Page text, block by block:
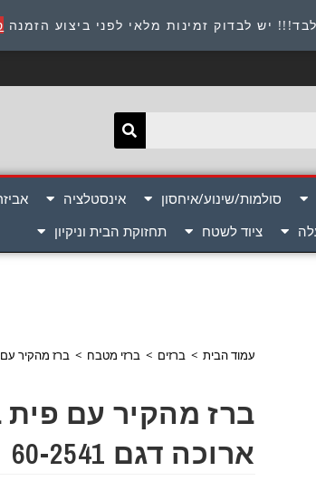
יש לבדוק זמינות מלאי לפני ביצוע הזמנה
סולמות/שינוע/איחסון אינסטלציה
ציוד לשטח תחזוקת הבית וניקיון
עמוד הבית > ברזים > ברזי מטבח > ברז מהקיר עם
ברז מהקיר עם פית
ארוכה דגם 60-2541